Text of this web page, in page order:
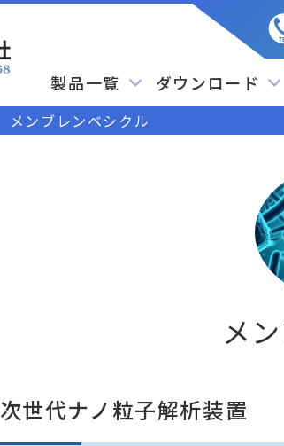
製品一覧 ダウンロード
メンブレンベシクル
メ
次世代ナノ粒子解析装置